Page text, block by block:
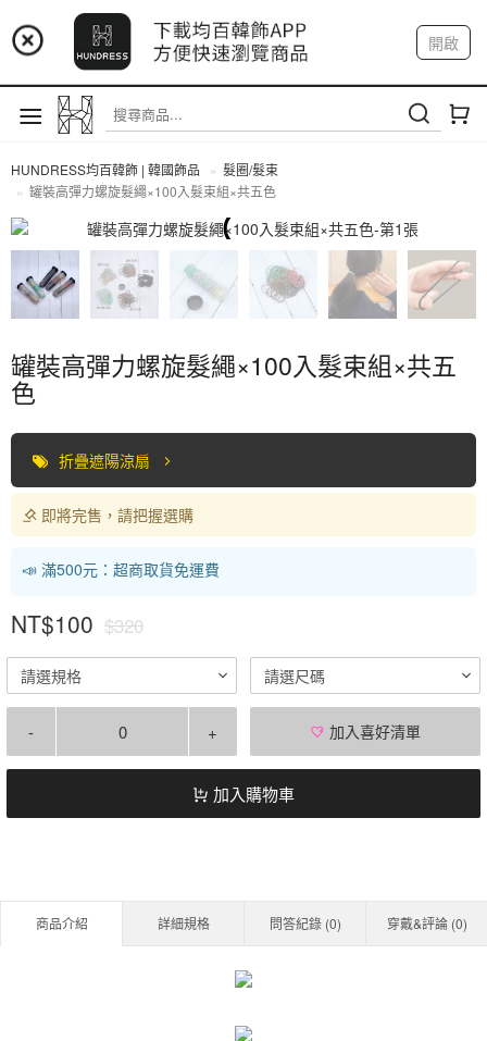
📢 市集預告：9/4-9/6 淡水捷運站
📢 市集預告：9/12-9/13 八里海巡基地
📢 市集預告：8/22-8/23 桃園青埔置地廣場
開啟
註冊 我的帳戶
HUNDRESS均百韓飾 | 韓國飾品
髮圈/髮束
罐裝高彈力螺旋髮繩×100入髮束組×共五色
髮圈/髮束
罐裝高彈力螺旋髮繩×100入髮束組×共五
色
折疊遮陽涼扇
即將完售，請把握選購
📣 滿500元：超商取貨免運費
NT$100 $320
請選規格 請選尺碼
- + 加入喜好清單
加入購物車
商品介紹 詳細規格 問答紀錄 (0) 穿戴&評論 (0)